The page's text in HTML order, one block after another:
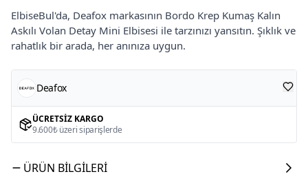
ElbiseBul'da, Deafox markasının Bordo Krep Kumaş Kalın
Askılı Volan Detay Mini Elbisesi ile tarzınızı yansıtın. Şıklık ve
rahatlık bir arada, her anınıza uygun.
Deafox
ÜCRETSIZ KARGO
9.600₺ üzeri siparişlerde
ÜRÜN BILGILERI